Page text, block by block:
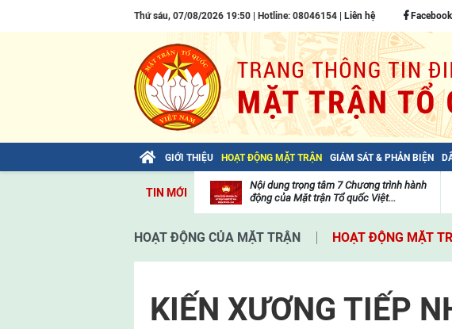
Thứ sáu, 07/08/2026 19:50 | Hotline: 08046154 | Liên hệ Facebook
GIỚI THIỆU HOẠT ĐỘNG MẶT TRẬN GIÁM SÁT & PHẢN BIỆN
TIN MỚI
Bài viết của Tổng Bí thư Tô Lâm: TIẾN
viện
Nội dung trọng tâm 7 Chương trình hành
động của Mặt trận Tổ quốc Việt...
HOẠT ĐỘNG CỦA MẶT TRẬN HOẠT ĐỘNG MẶT
KIẾN XƯƠNG TIẾP